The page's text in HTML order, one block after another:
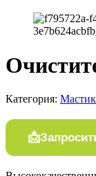
Категория: